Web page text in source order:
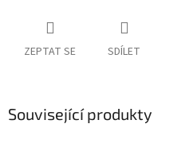
ZEPTAT SE SDÍLET
Související produkty